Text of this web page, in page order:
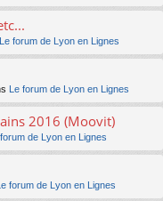
Le forum de Lyon en Lignes
Le forum de Lyon en Lignes
2016 (Moovit)
forum de Lyon en Lignes
Le forum de Lyon en Lignes